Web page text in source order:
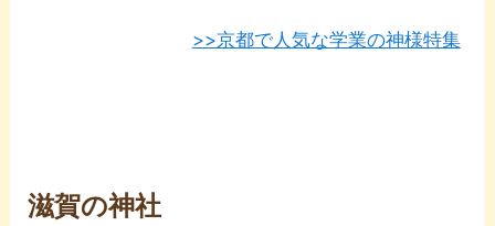
>>京都で人気な学業の神様特集
滋賀の神社